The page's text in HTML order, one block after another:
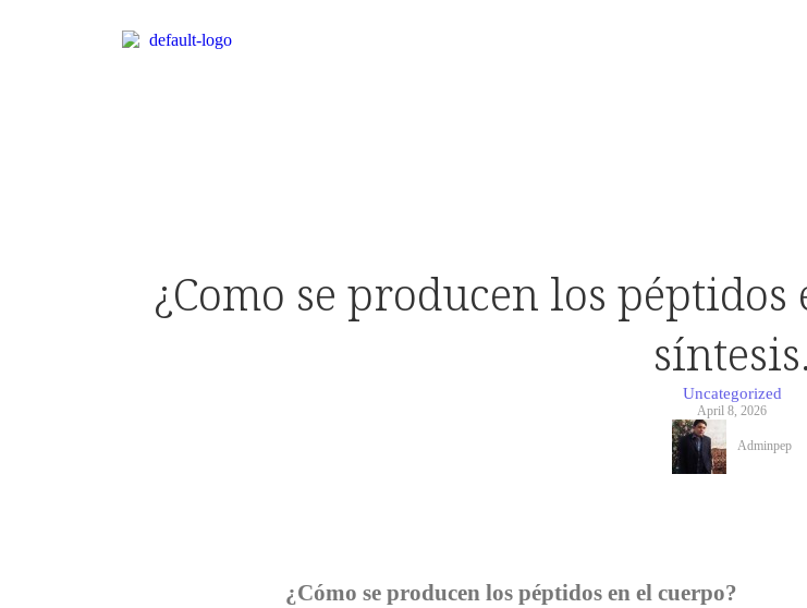
¿Como se producen los
síntesis.
Uncategorized
April 8, 2026
Adminpep
¿Cómo se producen los péptidos en el cuerpo?